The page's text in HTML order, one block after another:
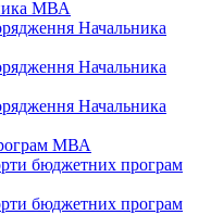
МВА
Начальника
Начальника
Начальника
МВА
бюджетних програм
бюджетних програм